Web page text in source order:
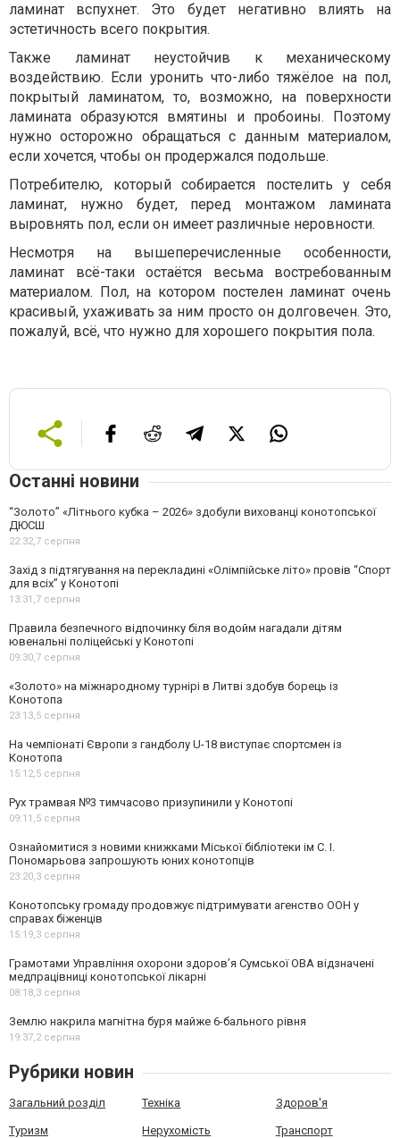
ламинат вспухнет. Это будет негативно влиять на
эстетичность всего покрытия.
Также ламинат неустойчив к механическому
воздействию. Если уронить что-либо тяжёлое на пол,
покрытый ламинатом, то, возможно, на поверхности
ламината образуются вмятины и пробоины. Поэтому
нужно осторожно обращаться с данным материалом,
если хочется, чтобы он продержался подольше.
Потребителю, который собирается постелить у себя
ламинат, нужно будет, перед монтажом ламината
выровнять пол, если он имеет различные неровности.
Несмотря на вышеперечисленные особенности,
ламинат всё-таки остаётся весьма востребованным
материалом. Пол, на котором постелен ламинат очень
красивый, ухаживать за ним просто он долговечен. Это,
пожалуй, всё, что нужно для хорошего покрытия пола.
Останні новини
“Золото” «Літнього кубка – 2026» здобули вихованці конотопської
ДЮСШ
22:32,7 серпня
Захід з підтягування на перекладині «Олімпійське літо» провів “Спорт
для всіх” у Конотопі
13:31,7 серпня
Правила безпечного відпочинку біля водойм нагадали дітям
ювенальні поліцейські у Конотопі
09:30,7 серпня
«Золото» на міжнародному турнірі в Литві здобув борець із
Конотопа
23:13,5 серпня
На чемпіонаті Європи з гандболу U-18 виступає спортсмен із
Конотопа
15:12,5 серпня
Рух трамвая №3 тимчасово призупинили у Конотопі
09:11,5 серпня
Ознайомитися з новими книжками Міської бібліотеки ім С. І.
Пономарьова запрошують юних конотопців
23:20,3 серпня
Конотопську громаду продовжує підтримувати агенство ООН у
справах біженців
15:19,3 серпня
Грамотами Управління охорони здоров’я Сумської ОВА відзначені
медпрацівниці конотопської лікарні
08:18,3 серпня
Землю накрила магнітна буря майже 6-бального рівня
19:37,2 серпня
Рубрики новин
Загальний розділ Техніка Здоров'я
Туризм Нерухомість Транспорт